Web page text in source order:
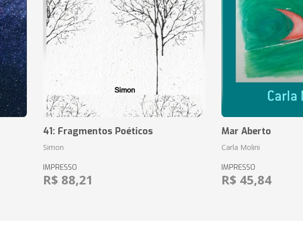
41: Fragmentos Poéticos
Simon
IMPRESSO
R$ 88,21
Mar Aberto
Carla Molini
IMPRESSO
R$ 45,84